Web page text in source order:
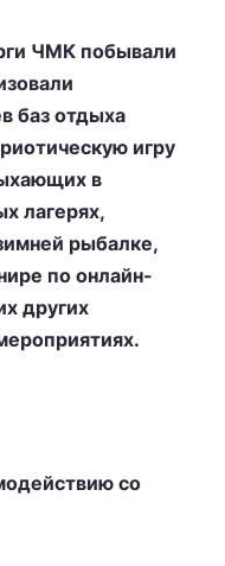
ЧМК побывали
баз отдыха
игру
в
лагерях,
рыбалке,
по онлайн-
других
со